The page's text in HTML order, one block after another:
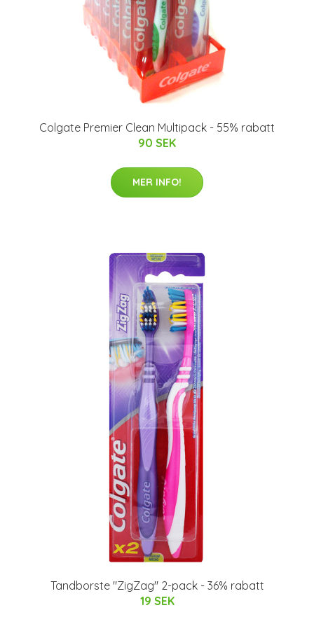
Colgate Premier Clean Multipack - 55% rabatt
90 SEK
MER INFO!
Tandborste "ZigZag" 2-pack - 36% rabatt
19 SEK